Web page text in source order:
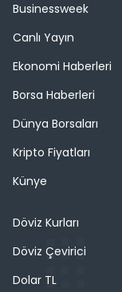
Businessweek
Canlı Yayın
Ekonomi Haberleri
Borsa Haberleri
Dünya Borsaları
Kripto Fiyatları
Künye
Döviz Kurları
Döviz Çevirici
Dolar TL